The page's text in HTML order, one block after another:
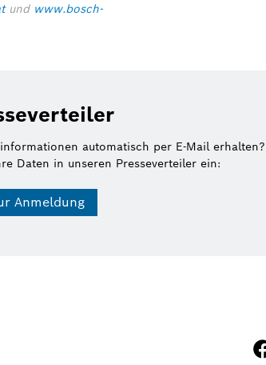
und www.bosch-
automatisch per E-Mail erhalten?
Daten in unseren Presseverteiler ein:
Anmeldung